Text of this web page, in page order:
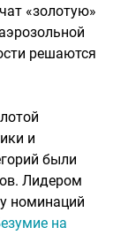
«золотую»
решаются
и
были
Лидером
номинаций
на